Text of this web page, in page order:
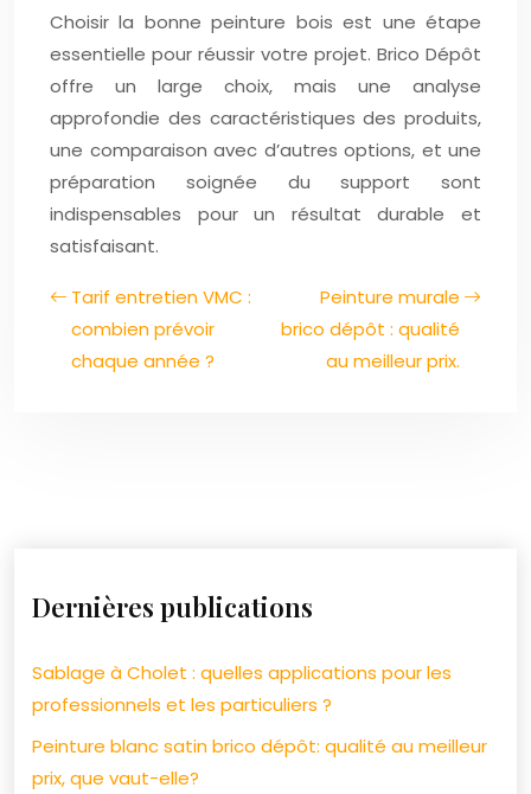
Choisir la bonne peinture bois est une étape
essentielle pour réussir votre projet. Brico Dépôt
offre un large choix, mais une analyse
approfondie des caractéristiques des produits,
une comparaison avec d’autres options, et une
préparation soignée du support sont
indispensables pour un résultat durable et
satisfaisant.
Tarif entretien VMC :
combien prévoir
chaque année ?
Peinture murale
brico dépôt : qualité
au meilleur prix.
Dernières publications
Sablage à Cholet : quelles applications pour les
professionnels et les particuliers ?
Peinture blanc satin brico dépôt: qualité au meilleur
prix, que vaut-elle?